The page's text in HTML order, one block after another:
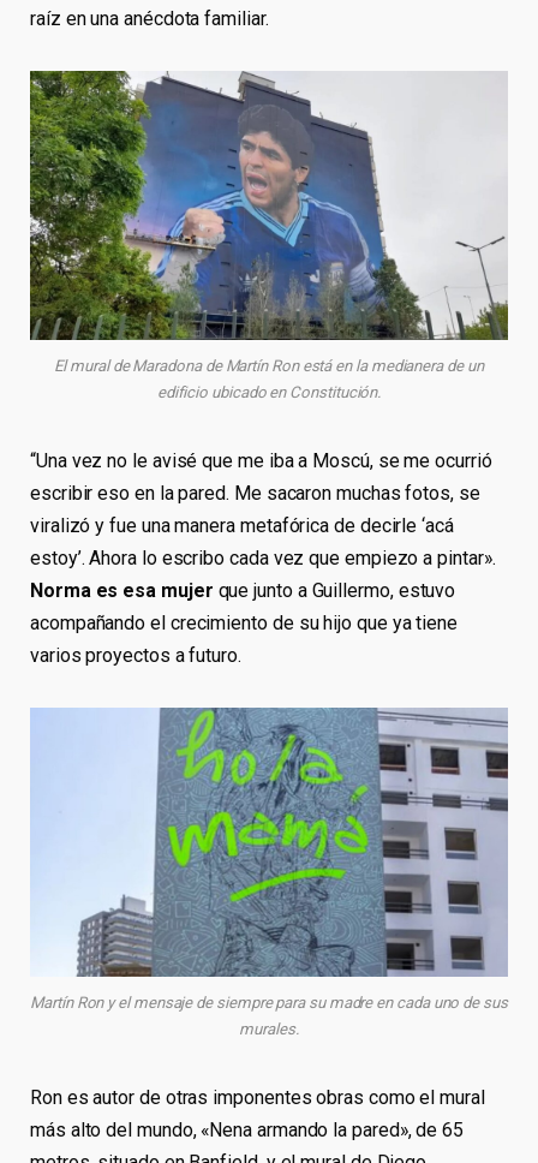
raíz en una anécdota familiar.
El mural de Maradona de Martín Ron está en la medianera de un
edificio ubicado en Constitución.
“Una vez no le avisé que me iba a Moscú, se me ocurrió
escribir eso en la pared. Me sacaron muchas fotos, se
viralizó y fue una manera metafórica de decirle ‘acá
estoy’. Ahora lo escribo cada vez que empiezo a pintar».
Norma es esa mujer que junto a Guillermo, estuvo
acompañando el crecimiento de su hijo que ya tiene
varios proyectos a futuro.
Martín Ron y el mensaje de siempre para su madre en cada uno de sus
murales.
Ron es autor de otras imponentes obras como el mural
más alto del mundo, «Nena armando la pared», de 65